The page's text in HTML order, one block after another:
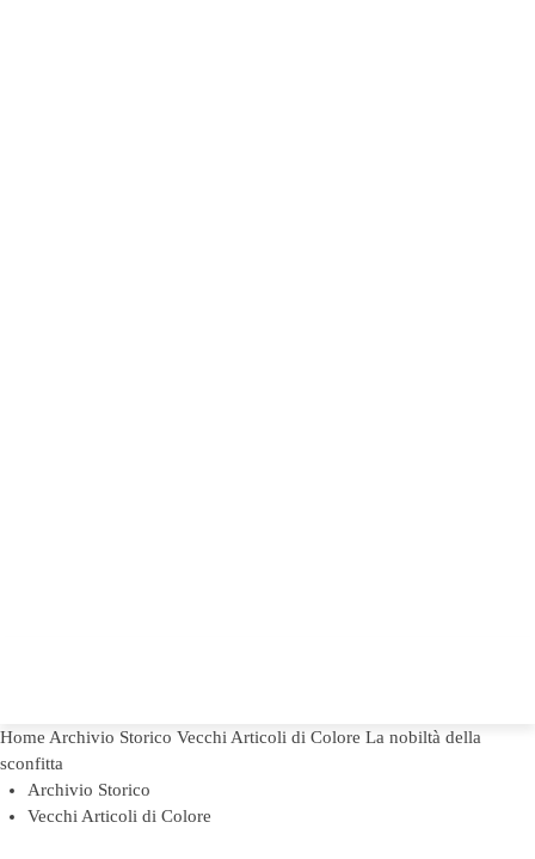
Home Archivio Storico Vecchi Articoli di Colore La nobiltà della
sconfitta
Archivio Storico
Vecchi Articoli di Colore